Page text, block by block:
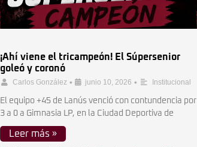
¡Ahí viene el tricampeón! El Súpersenior
goleó y coronó
Carlos González • junio 10, 2026 • Institucional
El equipo +45 de Lanús venció con contundencia por
3 a 0 a Gimnasia LP, en la Ciudad Deportiva de
Leer más »